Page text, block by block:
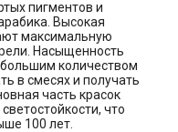
пигментов и
Высокая
максимальную
Насыщенность
количеством
в смесях и получать
часть красок
что
100 лет.